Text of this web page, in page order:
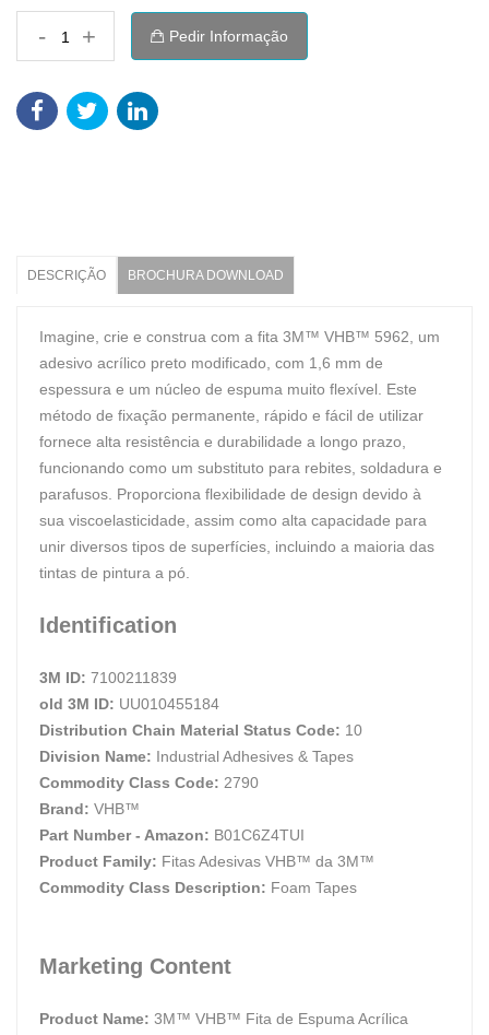
- + Pedir Informação
DESCRIÇÃO BROCHURA DOWNLOAD
Imagine, crie e construa com a fita 3M™ VHB™ 5962, um
adesivo acrílico preto modificado, com 1,6 mm de
espessura e um núcleo de espuma muito flexível. Este
método de fixação permanente, rápido e fácil de utilizar
fornece alta resistência e durabilidade a longo prazo,
funcionando como um substituto para rebites, soldadura e
parafusos. Proporciona flexibilidade de design devido à
sua viscoelasticidade, assim como alta capacidade para
unir diversos tipos de superfícies, incluindo a maioria das
tintas de pintura a pó.
Identification
3M ID: 7100211839
old 3M ID: UU010455184
Distribution Chain Material Status Code: 10
Division Name: Industrial Adhesives & Tapes
Commodity Class Code: 2790
Brand: VHB™
Part Number - Amazon: B01C6Z4TUI
Product Family: Fitas Adesivas VHB™ da 3M™
Commodity Class Description: Foam Tapes
Marketing Content
Product Name: 3M™ VHB™ Fita de Espuma Acrílica